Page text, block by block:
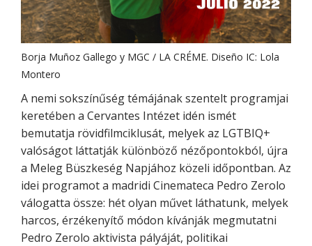
Borja Muñoz Gallego y MGC / LA CRÉME. Diseño IC: Lola
Montero
A nemi sokszínűség témájának szentelt programjai
keretében a Cervantes Intézet idén ismét
bemutatja rövidfilmciklusát, melyek az LGTBIQ+
valóságot láttatják különböző nézőpontokból, újra
a Meleg Büszkeség Napjához közeli időpontban. Az
idei programot a madridi Cinemateca Pedro Zerolo
válogatta össze: hét olyan művet láthatunk, melyek
harcos, érzékenyítő módon kívánják megmutatni
Pedro Zerolo aktivista pályáját, politikai